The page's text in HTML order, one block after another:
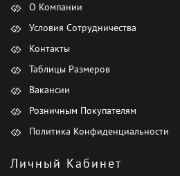
О Компании
Условия Сотрудничества
Контакты
Таблицы Размеров
Вакансии
Розничным Покупателям
Политика Конфиденциальности
Личный Кабинет